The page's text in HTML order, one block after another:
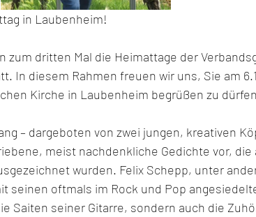
in Laubenheim!
zum dritten Mal die Heimattage der
In diesem Rahmen freuen wir uns, Sie am
Kirche in Laubenheim begrüßen zu
– dargeboten von zwei jungen, kreativen
meist nachdenkliche Gedichte vor,
wurden. Felix Schepp, unter
seinen oftmals im Rock und Pop
Saiten seiner Gitarre, sondern auch die